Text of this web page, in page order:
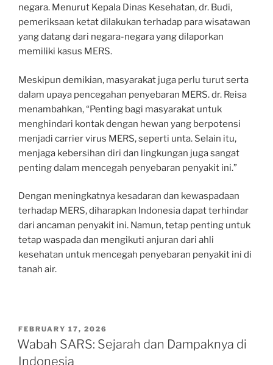
negara. Menurut Kepala Dinas Kesehatan, dr. Budi,
pemeriksaan ketat dilakukan terhadap para wisatawan
yang datang dari negara-negara yang dilaporkan
memiliki kasus MERS.
Meskipun demikian, masyarakat juga perlu turut serta
dalam upaya pencegahan penyebaran MERS. dr. Reisa
menambahkan, “Penting bagi masyarakat untuk
menghindari kontak dengan hewan yang berpotensi
menjadi carrier virus MERS, seperti unta. Selain itu,
menjaga kebersihan diri dan lingkungan juga sangat
penting dalam mencegah penyebaran penyakit ini.”
Dengan meningkatnya kesadaran dan kewaspadaan
terhadap MERS, diharapkan Indonesia dapat terhindar
dari ancaman penyakit ini. Namun, tetap penting untuk
tetap waspada dan mengikuti anjuran dari ahli
kesehatan untuk mencegah penyebaran penyakit ini di
tanah air.
POSTED
ON
FEBRUARY 17, 2026
Wabah SARS: Sejarah dan Dampaknya di
Indonesia